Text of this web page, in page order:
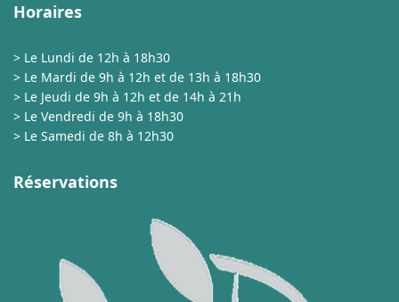
Horaires
> Le Lundi de 12h à 18h30
> Le Mardi de 9h à 12h et de 13h à 18h30
> Le Jeudi de 9h à 12h et de 14h à 21h
> Le Vendredi de 9h à 18h30
> Le Samedi de 8h à 12h30
Réservations